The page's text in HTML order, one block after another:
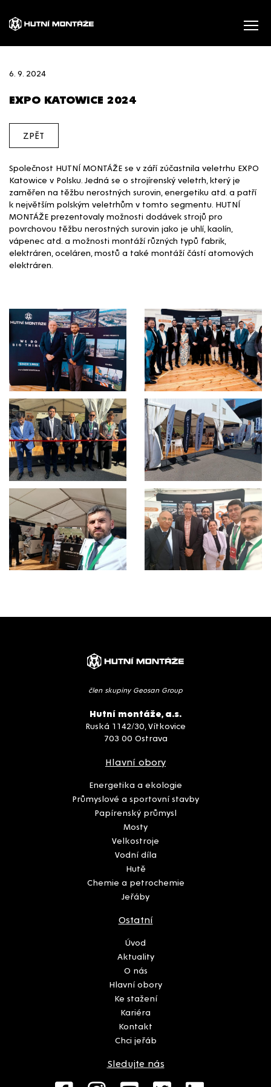
6. 9. 2024
EXPO KATOWICE 2024
ZPĚT
Společnost HUTNÍ MONTÁŽE se v září zúčastnila veletrhu EXPO
Katowice v Polsku. Jedná se o strojírenský veletrh, který je
zaměřen na těžbu nerostných surovin, energetiku atd. a patří
k největším polským veletrhům v tomto segmentu. HUTNÍ
MONTÁŽE prezentovaly možnosti dodávek strojů pro
povrchovou těžbu nerostných surovin jako je uhlí, kaolín,
vápenec atd. a možnosti montáží různých typů fabrik,
elektráren, oceláren, mostů a také montáží částí atomových
elektráren.
člen skupiny Geosan Group
Hutní montáže, a.s.
Ruská 1142/30, Vítkovice
703 00 Ostrava
Hlavní obory
Energetika a ekologie
Průmyslové a sportovní stavby
Papírenský průmysl
Mosty
Velkostroje
Vodní díla
Hutě
Chemie a petrochemie
Jeřáby
Ostatní
Úvod
Aktuality
O nás
Hlavní obory
Ke stažení
Kariéra
Kontakt
Chci jeřáb
Sledujte nás